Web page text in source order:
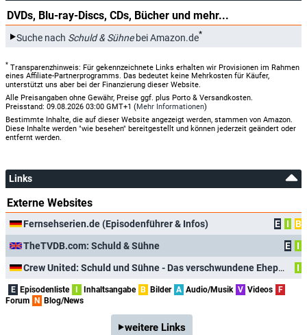
DVDs, Blu-ray-Discs, CDs, Bücher und mehr...
Suche nach Schuld & Sühnebei Amazon.de*
* Transparenzhinweis: Für gekennzeichnete Links erhalten wir Provisionen im Rahmen
eines Affiliate-Partnerprogramms. Das bedeutet keine Mehrkosten für Käufer,
unterstützt uns aber bei der Finanzierung dieser Website.
Alle Preisangaben ohne Gewähr, Preise ggf. plus Porto & Versandkosten.
Preisstand: 09.08.2026 03:00 GMT+1 (Mehr Informationen)
Bestimmte Inhalte, die auf dieser Website angezeigt werden, stammen von Amazon.
Diese Inhalte werden "wie besehen" bereitgestellt und können jederzeit geändert oder
entfernt werden.
Links
Externe Websites
Fernsehserien.de (Episodenführer & Infos) E I
B
TheTVDB.com: Schuld & Sühne
E
I
Crew United: Schuld und Sühne - Das verschwundene Ehepaar
I
E Episodenliste Inhaltsangabe B Bilder A Audio/Musik V Videos
F
Forum
N Blog/News
weitere Links